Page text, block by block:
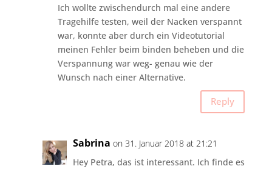
Ich wollte zwischendurch mal eine andere
Tragehilfe testen, weil der Nacken verspannt
war, konnte aber durch ein Videotutorial
meinen Fehler beim binden beheben und die
Verspannung war weg- genau wie der
Wunsch nach einer Alternative.
Reply
Sabrina on 31. Januar 2018 at 21:21
Hey Petra, das ist interessant. Ich finde es